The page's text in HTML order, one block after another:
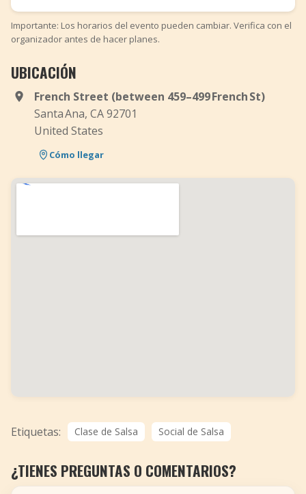
Importante: Los horarios del evento pueden cambiar. Verifica con el
organizador antes de hacer planes.
UBICACIÓN
French Street (between 459–499 French St)
Santa Ana, CA 92701
United States
Cómo llegar
Etiquetas: Clase de Salsa Social de Salsa
¿TIENES PREGUNTAS O COMENTARIOS?